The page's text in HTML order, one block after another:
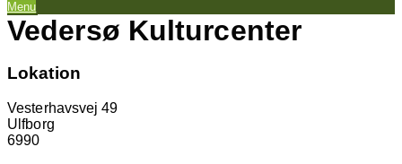
Menu
Vedersø Kulturcenter
Lokation
Vesterhavsvej 49
Ulfborg
6990